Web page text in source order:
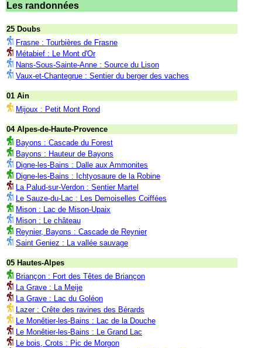
Les randonnées
25 Doubs
Frasne : Tourbières de Frasne
Métabief : Le Mont d'Or
Nans-Sous-Sainte-Anne : Source du Lison
Vaux-et-Chantegrue : Sentier du berger des vaches
01 Ain
Mijoux : Petit Mont Rond
04 Alpes-de-Haute-Provence
Bayons : Cascade du Forest
Bayons : Hauteur de Bayons
Digne-les-Bains : Dalle aux Ammonites
Digne-les-Bains : Ichtyosaure de la Robine
La Palud-sur-Verdon : Sentier Martel
Le Sauze-du-Lac : Les Demoiselles Coiffées
Mison : Lac de Mison-Upaix
Mison : Le château
Reynier, Bayons : Cascade de Reynier
Saint Geniez : La vallée sauvage
05 Hautes-Alpes
Briançon : Fort des Têtes de Briançon
La Grave : La Meije
La Grave : Lac du Goléon
Lazer : Crête des ravines des Bérards
Le Monêtier-les-Bains : Lac de la Douche
Le Monêtier-les-Bains : Le Grand Lac
Le bois, Crots : Pic de Morgon